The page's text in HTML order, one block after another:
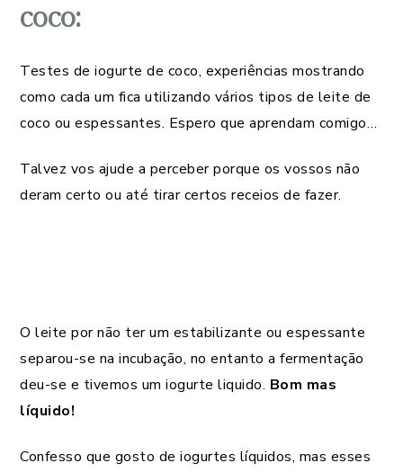
coco:
Testes de iogurte de coco, experiências mostrando
como cada um fica utilizando vários tipos de leite de
coco ou espessantes. Espero que aprendam comigo…
Talvez vos ajude a perceber porque os vossos não
deram certo ou até tirar certos receios de fazer.
O leite por não ter um estabilizante ou espessante
separou-se na incubação, no entanto a fermentação
deu-se e tivemos um iogurte liquido. Bom mas
líquido!
Confesso que gosto de iogurtes líquidos, mas esses